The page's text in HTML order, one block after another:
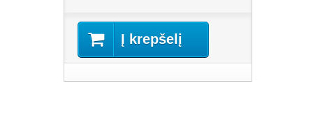
Į krepšelį